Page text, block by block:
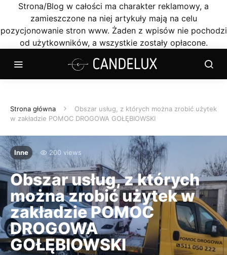
Strona/Blog w całości ma charakter reklamowy, a
zamieszczone na niej artykuły mają na celu
pozycjonowanie stron www. Żaden z wpisów nie pochodzi
od użytkowników, a wszystkie zostały opłacone.
Strona główna
Obszar usług, z których można zrobić użytek
w zakładzie POMOC DROGOWA GOŁĘBIOWSKI
Inne 200 views
Obszar usług, z których
można zrobić użytek w
zakładzie POMOC
DROGOWA
GOŁĘBIOWSKI